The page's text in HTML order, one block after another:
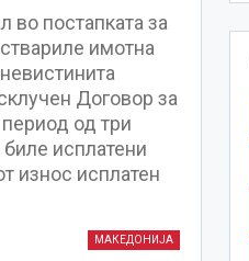
во постапката за
имотна
Договор за
од три
исплатени
износ исплатен
МАКЕДОНИЈА